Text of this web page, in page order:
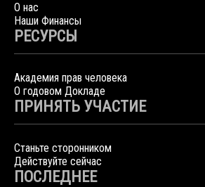
О нас
Наши Финансы
РЕСУРСЫ
Академия прав человека
О годовом Докладе
ПРИНЯТЬ УЧАСТИЕ
Станьте сторонником
Действуйте сейчас
ПОСЛЕДНЕЕ